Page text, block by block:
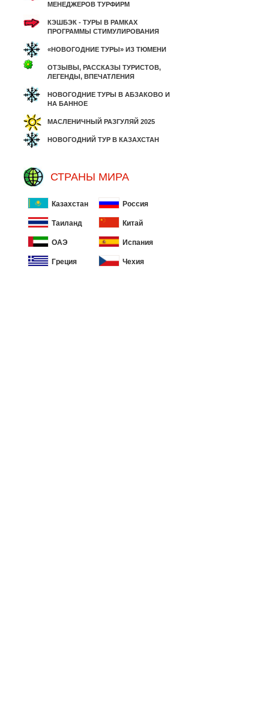
МЕНЕДЖЕРОВ ТУРФИРМ
КЭШБЭК - ТУРЫ В РАМКАХ
ПРОГРАММЫ СТИМУЛИРОВАНИЯ
«НОВОГОДНИЕ ТУРЫ» ИЗ ТЮМЕНИ
ОТЗЫВЫ, РАССКАЗЫ ТУРИСТОВ,
ЛЕГЕНДЫ, ВПЕЧАТЛЕНИЯ
НОВОГОДНИЕ ТУРЫ В АБЗАКОВО И
НА БАННОЕ
МАСЛЕНИЧНЫЙ РАЗГУЛЯЙ 2025
НОВОГОДНИЙ ТУР В КАЗАХСТАН
СТРАНЫ МИРА
Казахстан Россия
Таиланд Китай
ОАЭ Испания
Греция Чехия